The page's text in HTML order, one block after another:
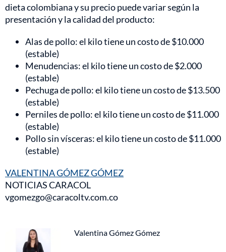
dieta colombiana y su precio puede variar según la
presentación y la calidad del producto:
Alas de pollo: el kilo tiene un costo de $10.000
(estable)
Menudencias: el kilo tiene un costo de $2.000
(estable)
Pechuga de pollo: el kilo tiene un costo de $13.500
(estable)
Perniles de pollo: el kilo tiene un costo de $11.000
(estable)
Pollo sin vísceras: el kilo tiene un costo de $11.000
(estable)
VALENTINA GÓMEZ GÓMEZ
NOTICIAS CARACOL
vgomezgo@caracoltv.com.co
Valentina Gómez Gómez